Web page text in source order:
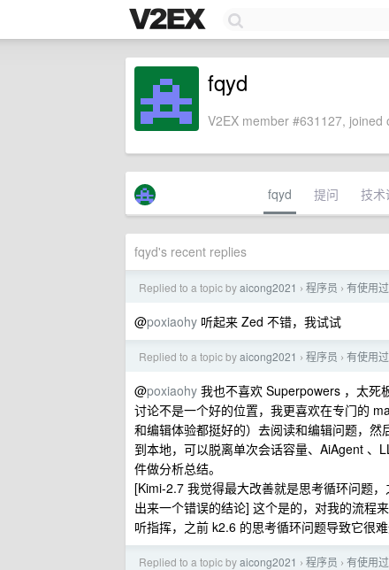
fqyd
V2EX member #631127,
fqyd 提问 技术
fqyd's recent replies
Replied to a topic byaicong2021 › 程序员 › 有使用
@poxiaohy 听起来 Zed 不错，我试试
Replied to a topic byaicong2021 › 程序员 › 有使用
@poxiaohy 我也不喜欢 Superpowers ，太死
讨论不是一个好的位置，我更喜欢在专门的
和编辑体验都挺好的）去阅读和编辑问题，
到本地，可以脱离单次会话容量、AiAgent 、
件做分析总结。
[Kimi-2.7 我觉得最大改善就是思考循环问题
出来一个错误的结论] 这个是的，对我的流程
听指挥，之前 k2.6 的思考循环问题导致它很
Replied to a topic byaicong2021 › 程序员 › 有使用